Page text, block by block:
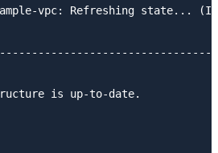
vpc: Refreshing state...
is up-to-date.